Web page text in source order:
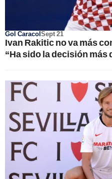
Gol CaracolSept 21
Ivan Rakitic no va más
“Ha sido la decisión más